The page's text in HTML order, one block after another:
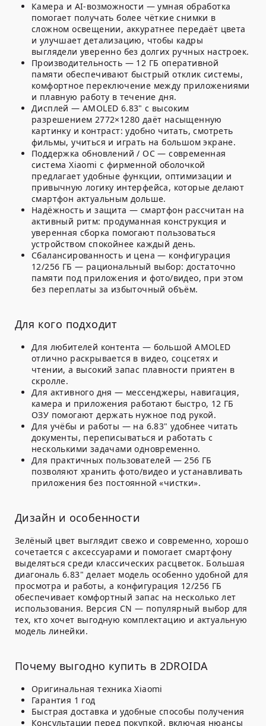
Камера и AI-возможности — умная обработка
помогает получать более чёткие снимки в
сложном освещении, аккуратнее передаёт цвета
и улучшает детализацию, чтобы кадры
выглядели уверенно без долгих ручных настроек.
Производительность — 12 ГБ оперативной
памяти обеспечивают быстрый отклик системы,
комфортное переключение между приложениями
и плавную работу в течение дня.
Дисплей — AMOLED 6.83" с высоким
разрешением 2772×1280 даёт насыщенную
картинку и контраст: удобно читать, смотреть
фильмы, учиться и играть на большом экране.
Поддержка обновлений / ОС — современная
система Xiaomi с фирменной оболочкой
предлагает удобные функции, оптимизации и
привычную логику интерфейса, которые делают
смартфон актуальным дольше.
Надёжность и защита — смартфон рассчитан на
активный ритм: продуманная конструкция и
уверенная сборка помогают пользоваться
устройством спокойнее каждый день.
Сбалансированность и цена — конфигурация
12/256 ГБ — рациональный выбор: достаточно
памяти под приложения и фото/видео, при этом
без переплаты за избыточный объём.
Для кого подходит
Для любителей контента — большой AMOLED
отлично раскрывается в видео, соцсетях и
чтении, а высокий запас плавности приятен в
скролле.
Для активного дня — мессенджеры, навигация,
камера и приложения работают быстро, 12 ГБ
ОЗУ помогают держать нужное под рукой.
Для учёбы и работы — на 6.83" удобнее читать
документы, переписываться и работать с
несколькими задачами одновременно.
Для практичных пользователей — 256 ГБ
позволяют хранить фото/видео и устанавливать
приложения без постоянной «чистки».
Дизайн и особенности
Зелёный цвет выглядит свежо и современно, хорошо
сочетается с аксессуарами и помогает смартфону
выделяться среди классических расцветок. Большая
диагональ 6.83" делает модель особенно удобной для
просмотра и работы, а конфигурация 12/256 ГБ
обеспечивает комфортный запас на несколько лет
использования. Версия CN — популярный выбор для
тех, кто хочет выгодную комплектацию и актуальную
модель линейки.
Почему выгодно купить в 2DROIDA
Оригинальная техника Xiaomi
Гарантия 1 год
Быстрая доставка и удобные способы получения
Консультации перед покупкой, включая нюансы